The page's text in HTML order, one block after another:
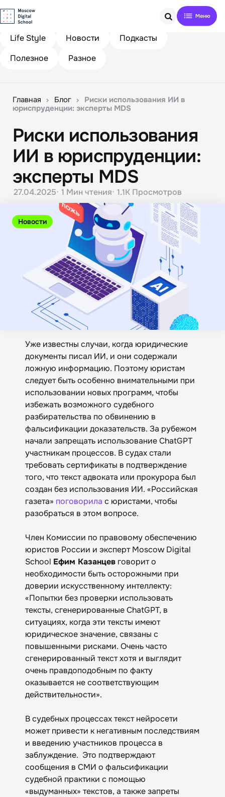
Search
Life Style
Новости
Подкасты
Полезное
Разное
Главная Блог
Риски использования ИИ в
юриспруденции: эксперты MDS
Новости
Риски использования
ИИ в юриспруденции:
эксперты MDS
27.04.2025 1 Мин чтения 1.1K Просмотров
Уже известны случаи, когда юридические
документы писал ИИ, и они содержали
ложную информацию. Поэтому юристам
следует быть особенно внимательными при
использовании новых программ, чтобы
избежать возможного судебного
разбирательства по обвинению в
фальсификации доказательств. За рубежом
начали запрещать использование ChatGPT
участникам процессов. В судах стали
требовать сертификаты в подтверждение
того, что текст адвоката или прокурора был
создан без использования ИИ. «Российская
газета» поговорила с юристами, чтобы
разобраться в этом вопросе.
Член Комиссии по правовому обеспечению
юристов России и эксперт Moscow Digital
School Ефим Казанцев говорит о
необходимости быть осторожными при
доверии искусственному интеллекту:
«‎Попытки без проверки использовать
тексты, сгенерированные ChatGPT, в
ситуациях, когда эти тексты имеют
юридическое значение, связаны с
повышенными рисками. Очень часто
сгенерированный текст хотя и выглядит
очень правдоподобным по факту
оказывается не соответствующим
действительности».
В судебных процессах текст нейросети
может привести к негативным последствиям
и введению участников процесса в
заблуждение. Это подтверждают
сообщения в СМИ о фальсификации
судебной практики с помощью
«‎выдуманных» текстов, а также запреты